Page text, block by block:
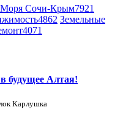
Сочи-Крым7921
4862 Земельные
4071
будущее Алтая!
Карлушка